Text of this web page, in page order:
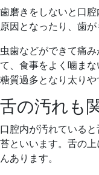
歯磨きをしないと口
原因となったり、歯
虫歯などができて痛
て、食事をよく噛まな
糖質過多となり太りや
舌の汚れも
口腔内が汚れている
苔といいます。舌の
んあります。